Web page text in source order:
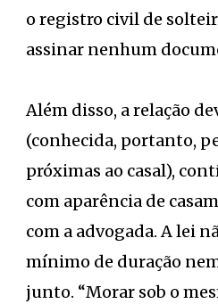
o registro civil de
assinar nenhum
Além disso, a relação
(conhecida, portanto,
próximas ao casal),
com aparência de
com a advogada. A lei
mínimo de duração
junto. “Morar sob o